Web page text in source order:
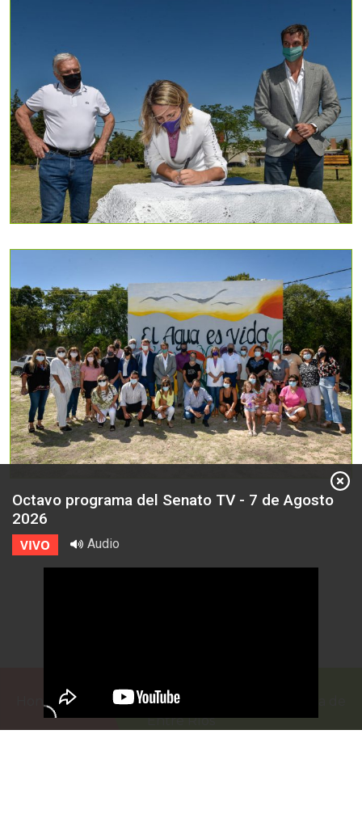
Honorable Cámara de Senadores de la Provincia de
Entre Ríos
Octavo programa del Senato TV - 7 de Agosto
2026
VIVO Audio